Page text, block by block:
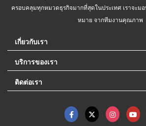
ครอบคลุมทุกหมวดธุรกิจมากที่สุดในประเทศ เราจะม
หมาย จากทีมงานคุณภาพ
เกี่ยวกับเรา
บริการของเรา
ติดต่อเรา